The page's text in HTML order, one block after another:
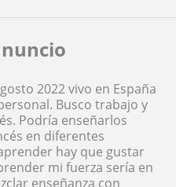
2022 vivo en España
Busco trabajo y
Podría enseñarlos
en diferentes
hay que gustar
mi fuerza sería en
enseñanza con